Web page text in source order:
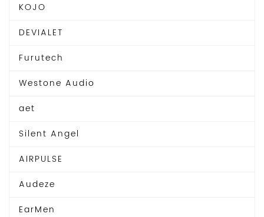
KOJO
DEVIALET
Furutech
Westone Audio
aet
Silent Angel
AIRPULSE
Audeze
EarMen